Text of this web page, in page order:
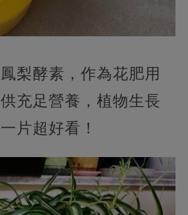
梨酵素，作為花肥用
充足營養，植物生長
片超好看！